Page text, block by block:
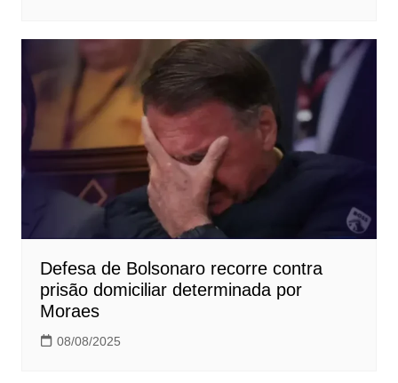
Defesa de Bolsonaro recorre contra
prisão domiciliar determinada por
Moraes
08/08/2025